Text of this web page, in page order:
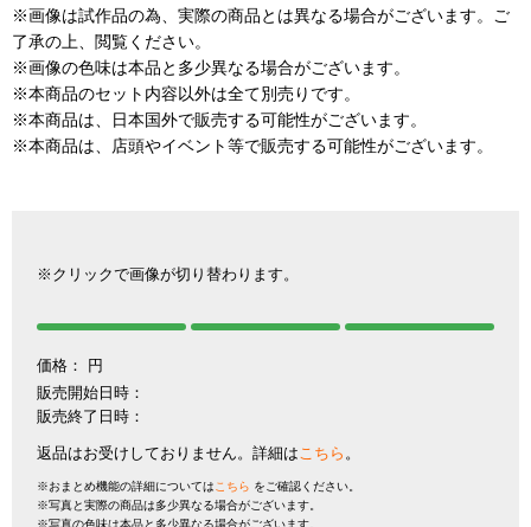
※画像は試作品の為、実際の商品とは異なる場合がございます。ご
了承の上、閲覧ください。
※画像の色味は本品と多少異なる場合がございます。
※本商品のセット内容以外は全て別売りです。
※本商品は、日本国外で販売する可能性がございます。
※本商品は、店頭やイベント等で販売する可能性がございます。
※クリックで画像が切り替わります。
価格：
円
販売開始日時：
販売終了日時：
返品はお受けしておりません。詳細は こちら 。
※おまとめ機能の詳細については こちら をご確認ください。
※写真と実際の商品は多少異なる場合がございます。
※写真の色味は本品と多少異なる場合がございます。